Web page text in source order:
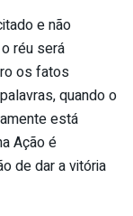
e não
réu será
os fatos
quando o
está
Ação é
de dar a vitória